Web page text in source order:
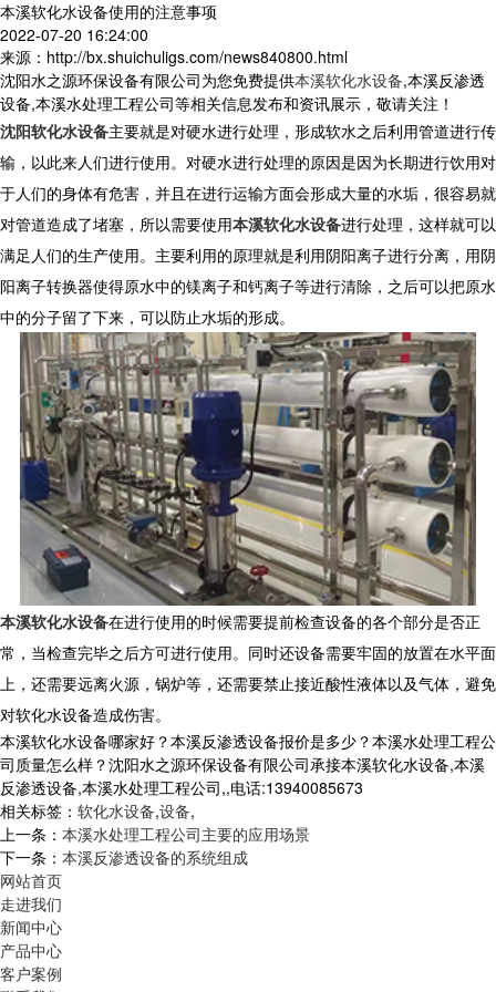
本溪软化水设备使用的注意事项
2022-07-20 16:24:00
来源：http://bx.shuichuligs.com/news840800.html
沈阳水之源环保设备有限公司为您免费提供本溪软化水设备,本溪反渗透
设备,本溪水处理工程公司等相关信息发布和资讯展示，敬请关注！
沈阳软化水设备主要就是对硬水进行处理，形成软水之后利用管道进行传
输，以此来人们进行使用。对硬水进行处理的原因是因为长期进行饮用对
于人们的身体有危害，并且在进行运输方面会形成大量的水垢，很容易就
对管道造成了堵塞，所以需要使用本溪软化水设备进行处理，这样就可以
满足人们的生产使用。主要利用的原理就是利用阴阳离子进行分离，用阴
阳离子转换器使得原水中的镁离子和钙离子等进行清除，之后可以把原水
中的分子留了下来，可以防止水垢的形成。
本溪软化水设备在进行使用的时候需要提前检查设备的各个部分是否正
常，当检查完毕之后方可进行使用。同时还设备需要牢固的放置在水平面
上，还需要远离火源，锅炉等，还需要禁止接近酸性液体以及气体，避免
对软化水设备造成伤害。
本溪软化水设备哪家好？本溪反渗透设备报价是多少？本溪水处理工程公
司质量怎么样？沈阳水之源环保设备有限公司承接本溪软化水设备,本溪
反渗透设备,本溪水处理工程公司,,电话:13940085673
相关标签： 软化水设备,设备,
上一条： 本溪水处理工程公司主要的应用场景
下一条： 本溪反渗透设备的系统组成
网站首页
走进我们
新闻中心
产品中心
客户案例